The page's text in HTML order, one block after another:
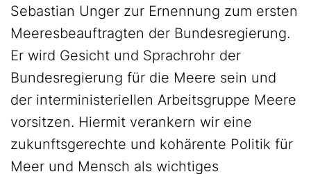
Sebastian Unger zur Ernennung zum ersten
Meeresbeauftragten der Bundesregierung.
Er wird Gesicht und Sprachrohr der
Bundesregierung für die Meere sein und
der interministeriellen Arbeitsgruppe Meere
vorsitzen. Hiermit verankern wir eine
zukunftsgerechte und kohärente Politik für
Meer und Mensch als wichtiges